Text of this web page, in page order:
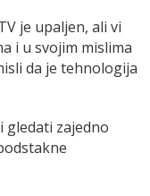
je upaljen, ali vi
i u svojim mislima
da je tehnologija
gledati zajedno